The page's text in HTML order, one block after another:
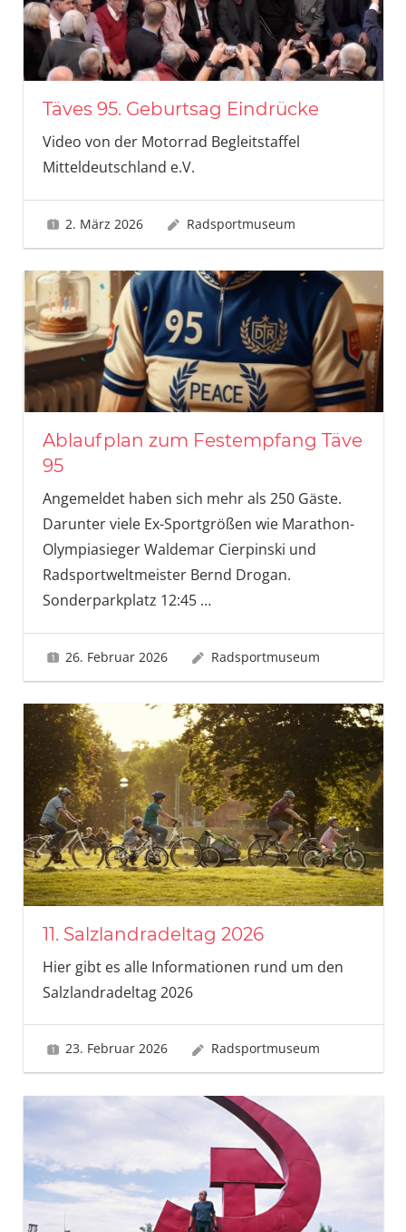
Täves 95. Geburtsag Eindrücke
Video von der Motorrad Begleitstaffel
Mitteldeutschland e.V.
2. März 2026 Radsportmuseum
Ablaufplan zum Festempfang Täve
95
Angemeldet haben sich mehr als 250 Gäste.
Darunter viele Ex-Sportgrößen wie Marathon-
Olympiasieger Waldemar Cierpinski und
Radsportweltmeister Bernd Drogan.
Sonderparkplatz 12:45 …
26. Februar 2026 Radsportmuseum
11. Salzlandradeltag 2026
Hier gibt es alle Informationen rund um den
Salzlandradeltag 2026
23. Februar 2026 Radsportmuseum